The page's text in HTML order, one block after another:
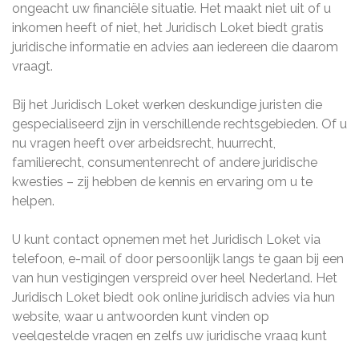
ongeacht uw financiële situatie. Het maakt niet uit of u
inkomen heeft of niet, het Juridisch Loket biedt gratis
juridische informatie en advies aan iedereen die daarom
vraagt.
Bij het Juridisch Loket werken deskundige juristen die
gespecialiseerd zijn in verschillende rechtsgebieden. Of u
nu vragen heeft over arbeidsrecht, huurrecht,
familierecht, consumentenrecht of andere juridische
kwesties – zij hebben de kennis en ervaring om u te
helpen.
U kunt contact opnemen met het Juridisch Loket via
telefoon, e-mail of door persoonlijk langs te gaan bij een
van hun vestigingen verspreid over heel Nederland. Het
Juridisch Loket biedt ook online juridisch advies via hun
website, waar u antwoorden kunt vinden op
veelgestelde vragen en zelfs uw juridische vraag kunt